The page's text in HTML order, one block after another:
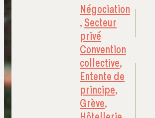
Négociation
,Secteur
privé
Convention
collective,
Entente de
principe,
Grève,